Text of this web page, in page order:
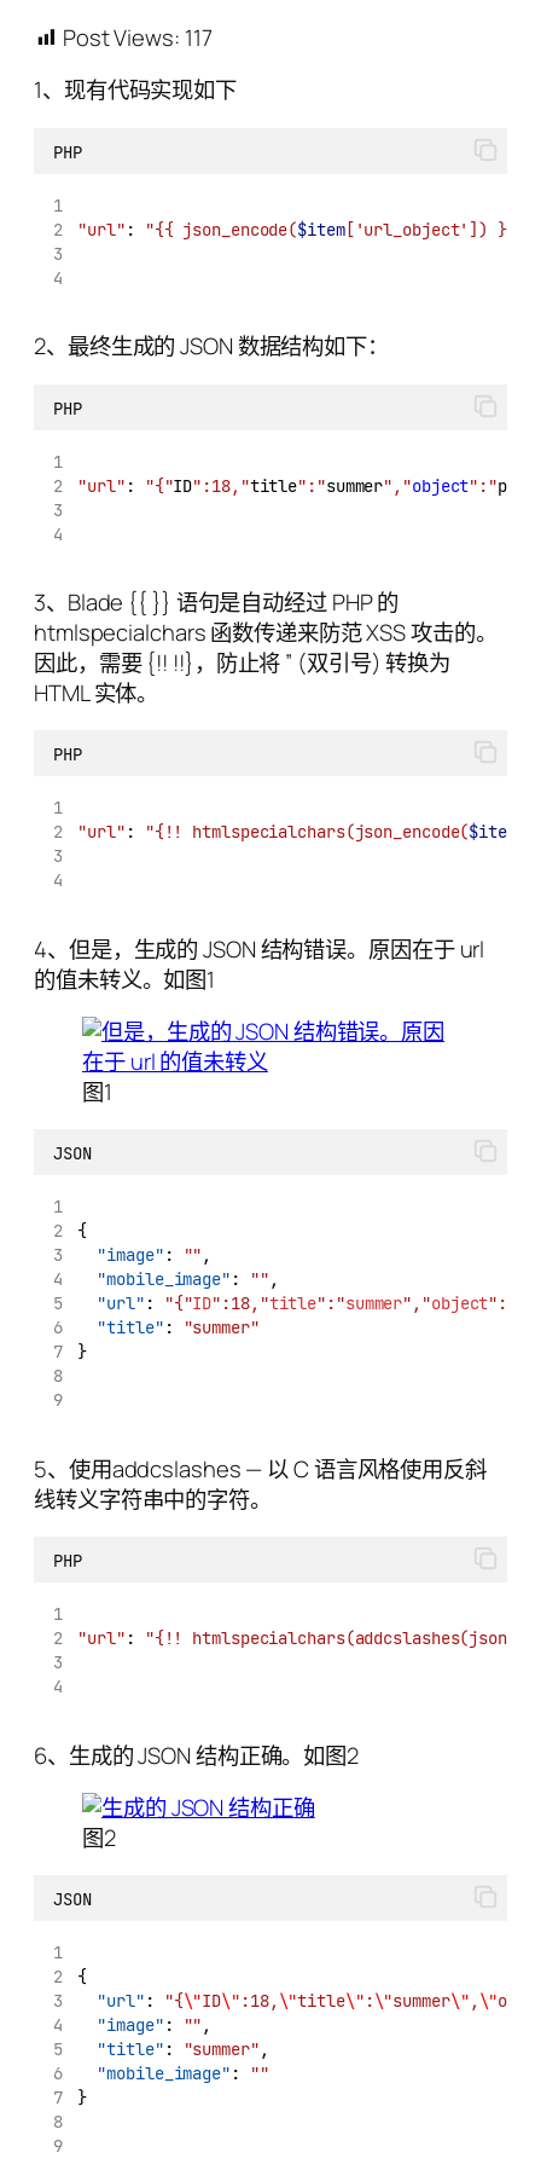
Post Views: 117
1、现有代码实现如下
PHP
"url" : "{{ json_encode($item['url_object']) }}"
2、最终生成的 JSON 数据结构如下：
PHP
"url" : "{"ID":18,"title":"summer","object":"
3、Blade {{ }} 语句是自动经过 PHP 的
htmlspecialchars 函数传递来防范 XSS 攻击的。
因此，需要 {!! !!}，防止将 ” (双引号) 转换为
HTML 实体。
PHP
"url" : "{!! htmlspecialchars(json_encode($item
4、但是，生成的 JSON 结构错误。原因在于 url
的值未转义。如图1
图1
JSON
{
"image" : "" ,
"mobile_image" : "" ,
"url" : "{"ID":18,"title":"summer","object":"
"title" :
"summer"
}
5、使用addcslashes — 以 C 语言风格使用反斜
线转义字符串中的字符。
PHP
"url" : "{!!
6、生成的 JSON 结构正确。如图2
图2
JSON
{
"url" : "{\"ID\" :18, \"title\" :\"summer\" , \"
"image" : "" ,
"title" : "summer" ,
"mobile_image" :
""
}